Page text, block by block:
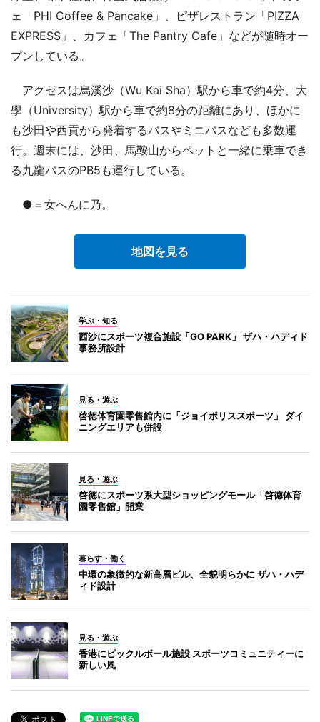
ェ「PHI Coffee & Pancake」、ピザレストラン「PIZZA
EXPRESS」、カフェ「The Pantry Cafe」などが随時オー
プンしている。
アクセスは烏溪沙（Wu Kai Sha）駅から車で約4分、大
學（University）駅から車で約8分の距離にあり、ほかに
も沙田や西貢から発着するバスやミニバスなども多数運
行。週末には、沙田、馬鞍山からペットと一緒に乗車でき
る九龍バスのPB5も運行している。
●＝女へんに乃。
地図を見る
学ぶ・知る
西沙にスポーツ複合施設「GO PARK」 ザハ・ハディド
事務所設計
見る・遊ぶ
啓徳体育園零售館内に「ジョイポリススポーツ」 ダイ
ニングエリアも併設
見る・遊ぶ
啓徳にスポーツ系大型ショッピングモール「啓徳体育
園零售館」開業
暮らす・働く
中環の象徴的な新高層ビル、全貌明らかに ザハ・ハデ
ィド設計
見る・遊ぶ
香港にピックルボール施設 スポーツコミュニティーに
新しい風